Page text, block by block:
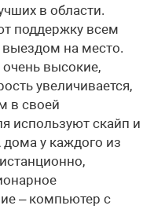
в области.
поддержку всем
выездом на место.
очень высокие,
увеличивается,
в своей
используют скайп и
у каждого из
– компьютер с